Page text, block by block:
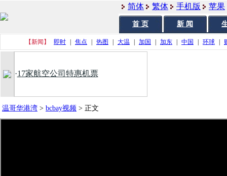
简体 繁体 手机版 苹果
首 页 新 闻
【新闻】 即时 焦点 热图 大温 加国 加东 中国 环球
·17家航空公司特惠机票
温哥华港湾 > bcbay视频 > 正文